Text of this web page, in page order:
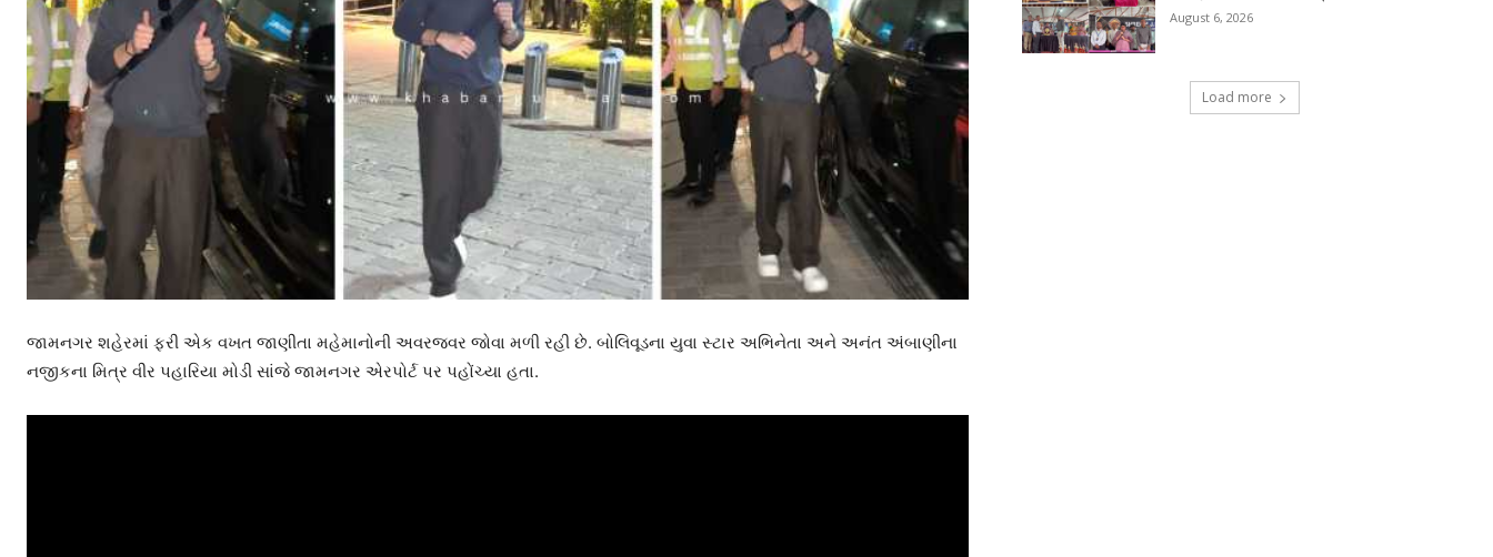
જામનગર શહેરમાં ફરી એક વખત જાણીતા મહેમાનોની અવરજવર જોવા મળી રહી છે. બોલિવૂડના યુવા સ્ટાર અભિનેતા અને અનંત અંબાણીના
નજીકના મિત્ર વીર પહારિયા મોડી સાંજે જામનગર એરપોર્ટ પર પહોંચ્યા હતા.
August 6, 2026
Load more